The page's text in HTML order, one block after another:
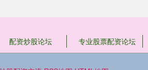
配资炒股论坛 专业股票配资论坛